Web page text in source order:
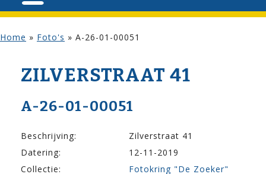
Home » Foto's » A-26-01-00051
ZILVER­STRAAT 41
A-26-01-00051
Beschrijving:
Zilverstraat 41
Datering:
12-11-2019
Collectie:
Fotokring "De Zoeker"